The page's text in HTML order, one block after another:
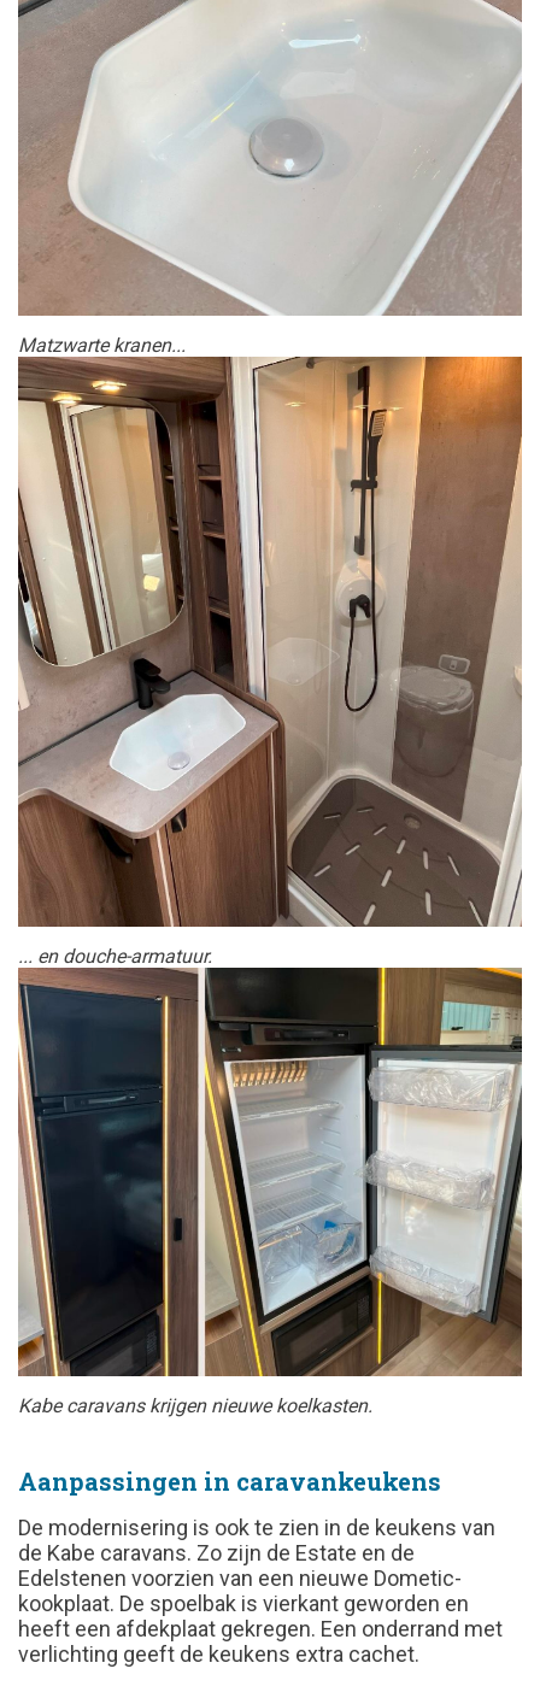
Matzwarte kranen...
... en douche-armatuur.
Kabe caravans krijgen nieuwe koelkasten.
Aanpassingen in caravankeukens
De modernisering is ook te zien in de keukens van
de Kabe caravans. Zo zijn de Estate en de
Edelstenen voorzien van een nieuwe Dometic-
kookplaat. De spoelbak is vierkant geworden en
heeft een afdekplaat gekregen. Een onderrand met
verlichting geeft de keukens extra cachet.